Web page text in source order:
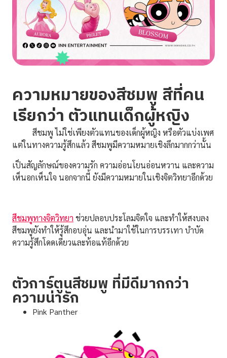
ความหมายของสีชมพู สีที่คน
เรียกว่า ตัวแทนเด็กผู้หญิง
สีชมพู ไม่ใช่เพียงตัวแทนของเด็กผู้หญิง หรือตัวแบ่งเพศ
แต่ในทางความรู้สึกแล้ว สีชมพูมีความหมายเชิงลึกมากกว่านั้น
เป็นสัญลักษณ์ของความรัก ความอ่อนโยนอ่อนหวาน และความ
เห็นอกเห็นใจ นอกจากนี้ ยังมีความหมายในเชิงจิตวิทยาอีกด้วย
สีชมพูทางจิตวิทยา ช่วยปลอบประโลมจิตใจ และทำให้สงบลง
สีชมพูยังทำให้รู้สึกอบอุ่น และนำมาใช้ในการบรรเทา บำบัด
ความรู้สึกโดดเดี่ยวและท้อแท้อีกด้วย
ตัวการ์ตูนสีชมพู ที่มีดีมากกว่า
ความน่ารัก
Pink Panther